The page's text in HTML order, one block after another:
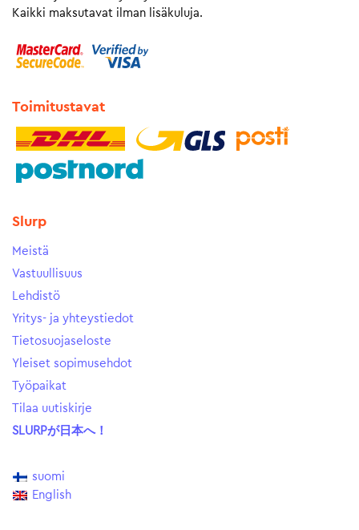
Kaikki maksutavat ilman lisäkuluja.
Toimitustavat
Slurp
Meistä
Vastuullisuus
Lehdistö
Yritys- ja yhteystiedot
Tietosuojaseloste
Yleiset sopimusehdot
Työpaikat
Tilaa uutiskirje
SLURPが日本へ！
suomi
English